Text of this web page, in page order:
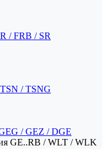
/ FRB / SR
/ TSNG
/ GEZ / DGE
GE..RB / WLT / WLK